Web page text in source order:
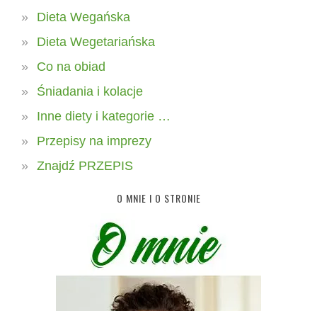
Dieta Wegańska
Dieta Wegetariańska
Co na obiad
Śniadania i kolacje
Inne diety i kategorie …
Przepisy na imprezy
Znajdź PRZEPIS
O MNIE I O STRONIE